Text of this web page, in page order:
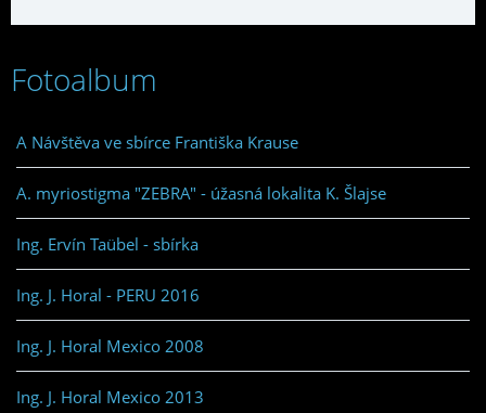
Fotoalbum
A Návštěva ve sbírce Františka Krause
A. myriostigma "ZEBRA" - úžasná lokalita K. Šlajse
Ing. Ervín Taübel - sbírka
Ing. J. Horal - PERU 2016
Ing. J. Horal Mexico 2008
Ing. J. Horal Mexico 2013